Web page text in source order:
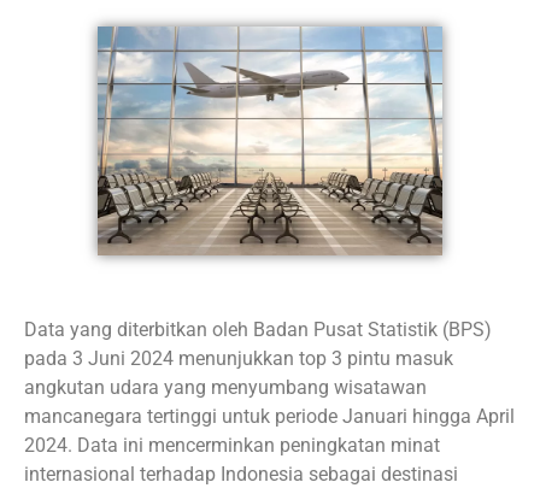
Data yang diterbitkan oleh Badan Pusat Statistik (BPS)
pada 3 Juni 2024 menunjukkan top 3 pintu masuk
angkutan udara yang menyumbang wisatawan
mancanegara tertinggi untuk periode Januari hingga April
2024. Data ini mencerminkan peningkatan minat
internasional terhadap Indonesia sebagai destinasi